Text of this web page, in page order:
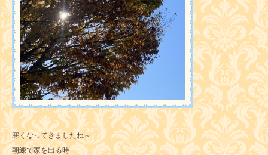
寒くなってきましたね～
朝練で家を出る時